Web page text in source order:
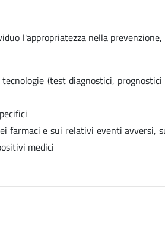
l'appropriatezza nella
(test diagnostici,
farmaci e sui relativi eventi avversi,
medici